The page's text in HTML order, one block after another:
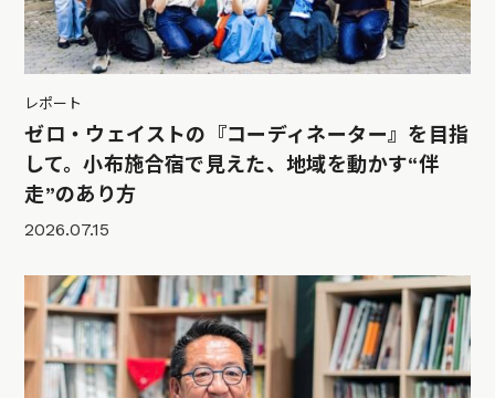
レポート
ゼロ・ウェイストの『コーディネーター』を目指
して。小布施合宿で見えた、地域を動かす“伴
走”のあり方
2026.07.15